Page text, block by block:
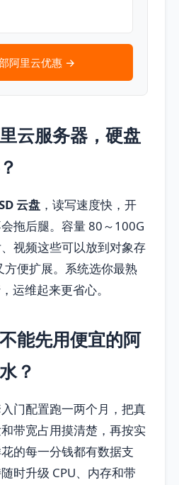
阿里云优惠 →
云服务器，硬盘
云盘 ，读写速度快，开
拖后腿。容量 80～100G
视频这些可以放到对象存
方便扩展。系统选你最熟
运维起来更省心。
能先用便宜的阿
？
门配置跑一两个月，把真
带宽占用摸清楚，再按实
的每一分钱都有数据支
时升级 CPU、内存和带